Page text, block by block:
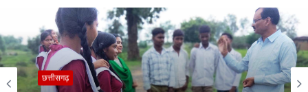
छत्तीसगढ़